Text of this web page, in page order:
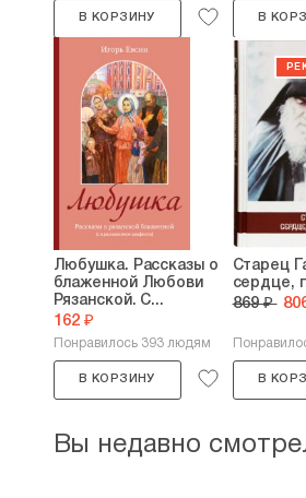
В КОРЗИНУ В
Любушка. Рассказы о
блаженной Любови
Рязанской. С...
162 ₽
Понравилось 393 людям
В КОРЗИНУ
Старец
сердце,
869 ₽
В
Вы недавно